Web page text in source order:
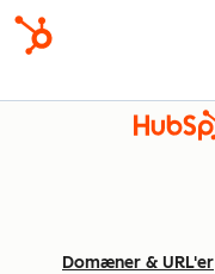
Domæner & URL'er